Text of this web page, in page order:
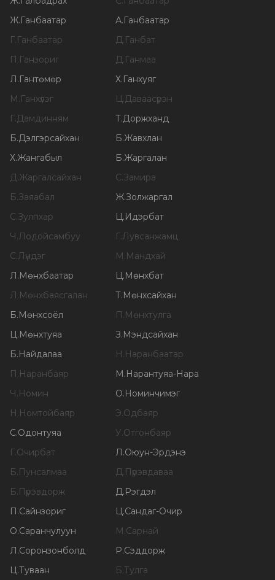
Ж.Ганбаатар А.Ганбаатар
Г.Ганбаатар Д.Ганбат
П.Ганзориг Д.Ганмаа
Л.Гантөмөр Х.Ганхуяг
М.Ганхүлэг Ц.Даваасүрэн
Г.Дамдинням Т.Доржханд
Б.Дэлгэрсайхан Б.Жавхлан
Х.Жангабыл Б.Жаргалан
Д.Жаргалсайхан С.Замира
Б.Заяабал Ж.Золжаргал
С.Зулпхар Ц.Идэрбат
Ч.Лодойсамбуу Г.Лувсанжамц
С.Лүндэг М.Мандхай
Л.Мөнхбаатар Ц.Мөнхбат
Л.Мөнхбаясгалан Т.Мөнхсайхан
Б.Мөнхсоёл П.Мөнхтулга
Ц.Мөнхтуяа З.Мэндсайхан
Б.Найдалаа Н.Наранбаатар
П.Наранбаяр М.Нарантуяа-Нара
Ч.Номин О.Номинчимэг
Н.Номтойбаяр Э.Одбаяр
С.Одонтуяа У.Отгонбаяр
Г.Очирбат Л.Оюун-Эрдэнэ
Б.Пунсалмаа Д.Пүрэвдаваа
Б.Пүрэвдорж Д.Рэгдэл
П.Сайнзориг Ц.Сандаг-Очир
О.Саранчулуун М.Сарнай
Л.Соронзонболд Р.Сэддорж
Ц.Туваан Б.Тулга